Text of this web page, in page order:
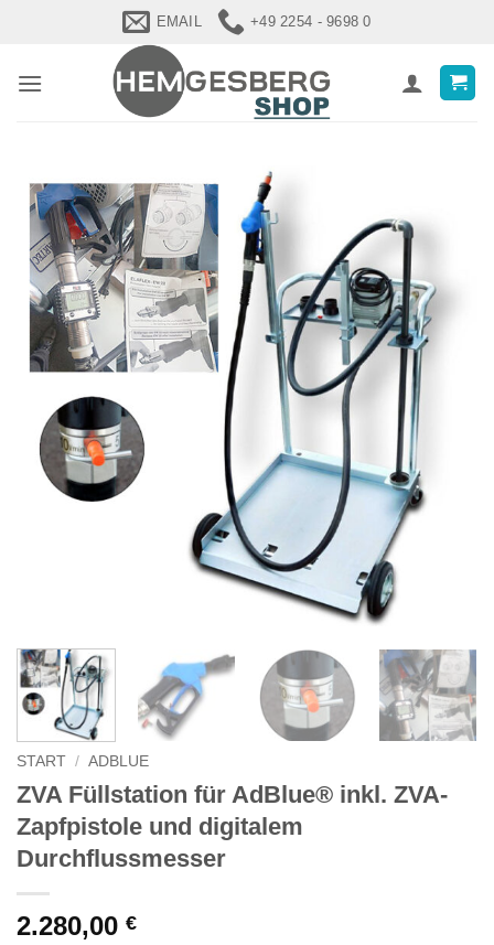
EMAIL +49 2254 - 9698 0
START / ADBLUE
ZVA Füllstation für AdBlue® inkl. ZVA-
Zapfpistole und digitalem
Durchflussmesser
2.280,00 €